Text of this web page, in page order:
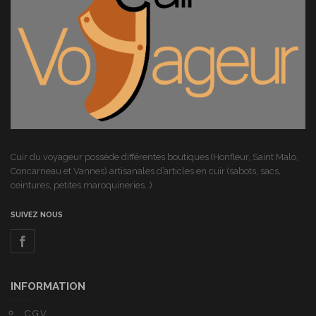
Cuir du voyageur possède différentes boutiques (Honfleur, Saint Malo,
Concarneau et Vannes) artisanales d’articles en cuir (sabots, sacs,
ceintures, petites maroquineries…)
SUIVEZ NOUS
INFORMATION
C.G.V.